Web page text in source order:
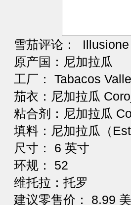
雪茄评论：
原产国：尼加拉瓜
工厂： Tabacos
茄衣：尼加拉瓜
粘合剂：尼加拉瓜
填料：尼加拉瓜（
尺寸： 6 英寸
环规： 52
维托拉：托罗
建议零售价： 8.99